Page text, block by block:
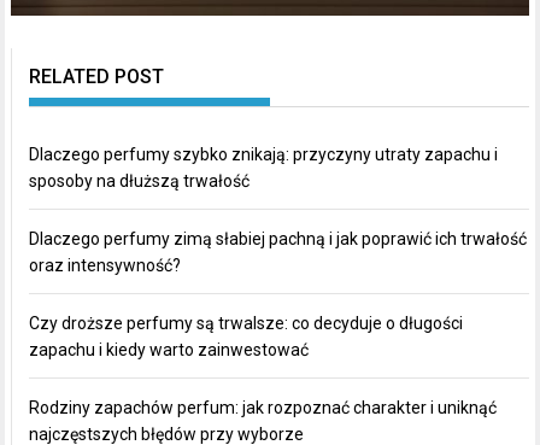
RELATED POST
Dlaczego perfumy szybko znikają: przyczyny utraty zapachu i
sposoby na dłuższą trwałość
Dlaczego perfumy zimą słabiej pachną i jak poprawić ich trwałość
oraz intensywność?
Czy droższe perfumy są trwalsze: co decyduje o długości
zapachu i kiedy warto zainwestować
Rodziny zapachów perfum: jak rozpoznać charakter i uniknąć
najczęstszych błędów przy wyborze